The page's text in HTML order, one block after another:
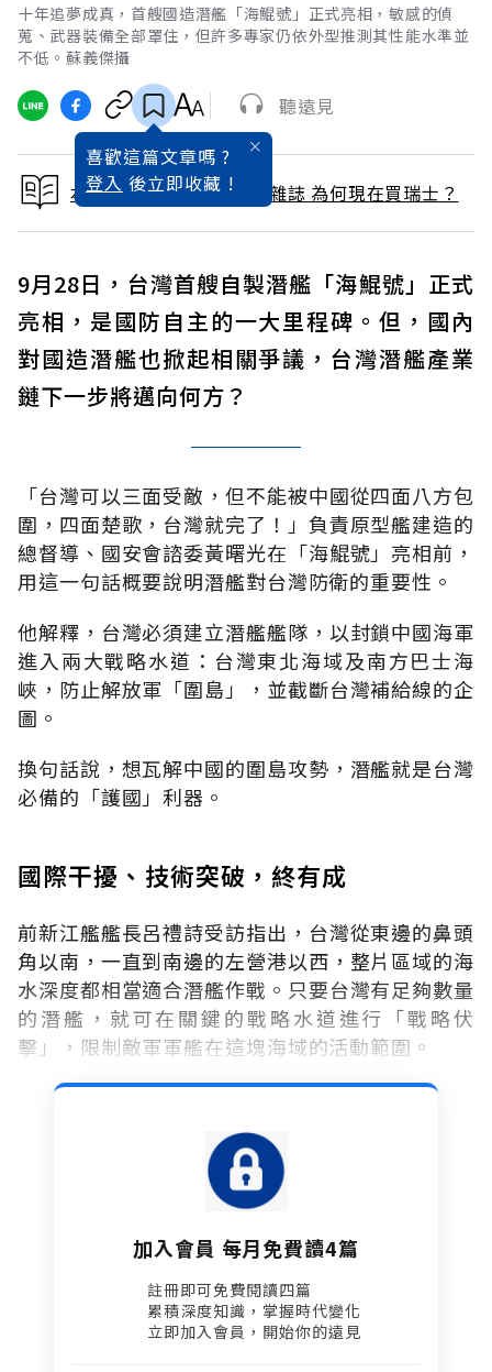
十年追夢成真，首艘國造潛艦「海鯤號」正式亮相，敏感的偵
蒐、武器裝備全部罩住，但許多專家仍依外型推測其性能水準並
不低。蘇義傑攝
喜歡這篇文章嗎 ?
登入 後立即收藏 !
聽遠見
本文出自 2023 / 11月號雜誌 為何現在買瑞士？
9月28日，台灣首艘自製潛艦「海鯤號」正式
亮相，是國防自主的一大里程碑。但，國內
對國造潛艦也掀起相關爭議，台灣潛艦產業
鏈下一步將邁向何方？
「台灣可以三面受敵，但不能被中國從四面八方包
圍，四面楚歌，台灣就完了！」負責原型艦建造的
總督導、國安會諮委黃曙光在「海鯤號」亮相前，
用這一句話概要說明潛艦對台灣防衛的重要性。
他解釋，台灣必須建立潛艦艦隊，以封鎖中國海軍
進入兩大戰略水道：台灣東北海域及南方巴士海
峽，防止解放軍「圍島」，並截斷台灣補給線的企
圖。
換句話說，想瓦解中國的圍島攻勢，潛艦就是台灣
必備的「護國」利器。
國際干擾、技術突破，終有成
前新江艦艦長呂禮詩受訪指出，台灣從東邊的鼻頭
角以南，一直到南邊的左營港以西，整片區域的海
水深度都相當適合潛艦作戰。只要台灣有足夠數量
的潛艦，就可在關鍵的戰略水道進行「戰略伏
擊」，限制敵軍軍艦在這塊海域的活動範圍。
加入會員 每月免費讀4篇
註冊即可免費閱讀四篇​
累積深度知識，掌握時代變化​
立即加入會員，開始你的遠見